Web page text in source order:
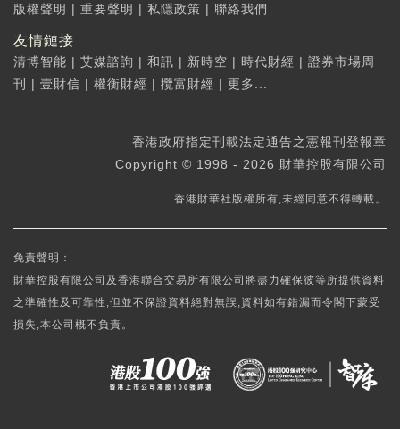
版權聲明 | 重要聲明 | 私隱政策 | 聯絡我們
友情鏈接
清博智能 | 艾媒諮詢 | 和訊 | 新時空 | 時代財經 | 證券市場周
刊
| 壹財信 | 權衡財經 | 攬富財經 | 更多...
香港政府指定刊載法定通告之憲報刊登報章
Copyright © 1998 - 2026 財華控股有限公司
香港財華社版權所有,未經同意不得轉載。
免責聲明：
財華控股有限公司及香港聯合交易所有限公司將盡力確保彼等所提供資料
之準確性及可靠性,但並不保證資料絕對無誤,資料如有錯漏而令閣下蒙受
損失,本公司概不負責。